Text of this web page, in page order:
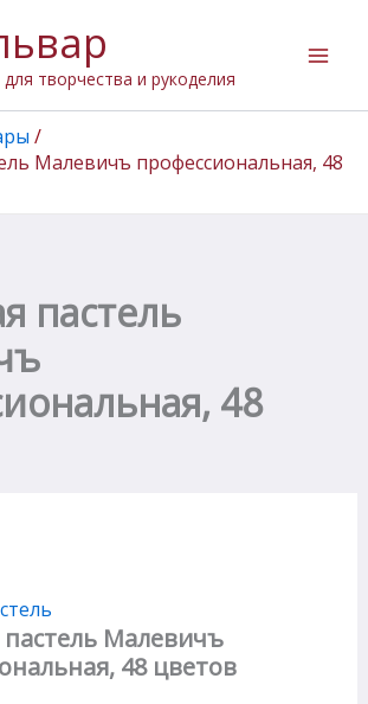
творчества и рукоделия
Малевичъ профессиональная, 48
пастель
48
Малевичъ
48 цветов